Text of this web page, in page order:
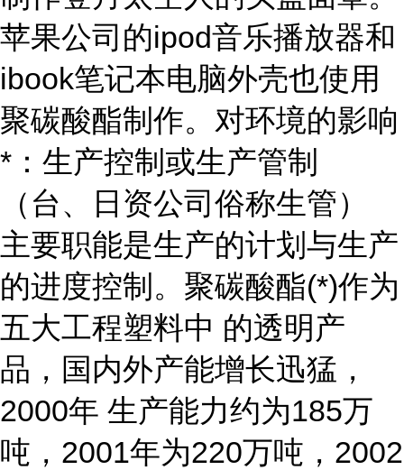
苹果公司的ipod音乐播放器和
ibook笔记本电脑外壳也使用
聚碳酸酯制作。对环境的影响
*：生产控制或生产管制
（台、日资公司俗称生管）
主要职能是生产的计划与生产
的进度控制。聚碳酸酯(*)作为
五大工程塑料中 的透明产
品，国内外产能增长迅猛，
2000年 生产能力约为185万
吨，2001年为220万吨，2002